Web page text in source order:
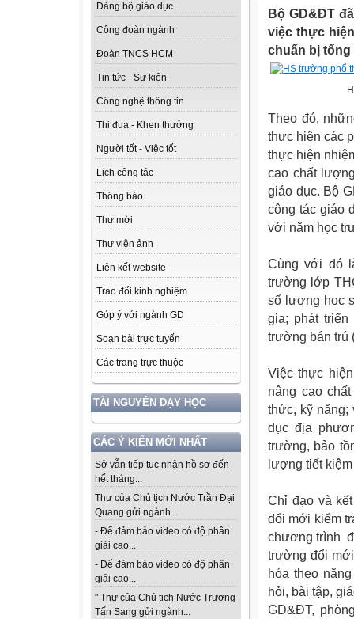
Đảng bộ giáo dục
Công đoàn ngành
Đoàn TNCS HCM
Tin tức - Sự kiện
Công nghệ thông tin
Thi đua - Khen thưởng
Người tốt - Việc tốt
Lịch công tác
Thông báo
Thư mời
Thư viện ảnh
Liên kết website
Trao đổi kinh nghiệm
Góp ý với ngành GD
Soạn bài trực tuyến
Các trang trực thuộc
TÀI NGUYÊN DẠY HỌC
CÁC Ý KIẾN MỚI NHẤT
Sở vẫn tiếp tục nhận hồ sơ đến
hết tháng...
Thư của Chủ tịch Nước Trần Đại
Quang gửi ngành...
- Để đảm bảo video có độ phân
giải cao...
- Để đảm bảo video có độ phân
giải cao...
" Thư của Chủ tịch Nước Trương
Tấn Sang gửi ngành...
Bộ GD&ĐT
việc thực
chuẩn bị tổng
Theo đó,
thực hiện các
thực hiện
cao chất
giáo dục. Bộ
công tác giáo
với năm học
Cùng với đó
trường lớp
số lượng học
gia; phát
trường bán trú
Việc thực
nâng cao
thức, kỹ năng;
dục địa
trường, bảo
lượng tiết
Chỉ đạo và
đổi mới kiểm
chương trình
trường đổi
hóa theo
hỏi, bài tập,
GD&ĐT,